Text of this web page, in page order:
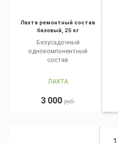
Лахта ремонтный состав
базовый, 25 кг
Безусадочный
однокомпонентный
состав
ЛАХТА
3 000руб.